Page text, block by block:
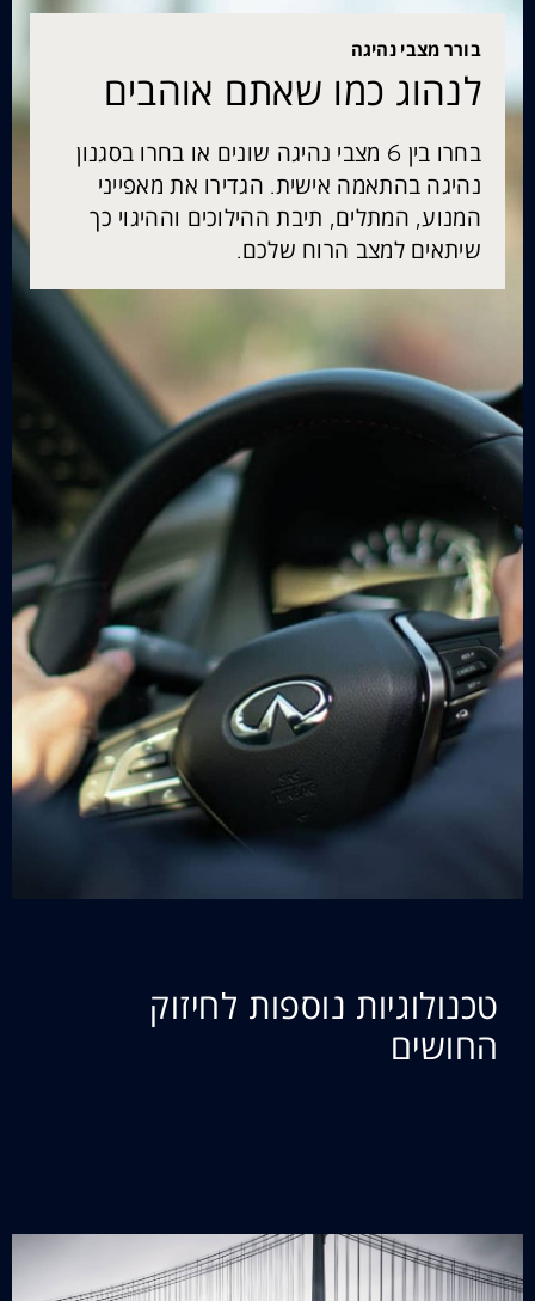
לנהוג כמו שאתם אוהבים
בורר מצבי נהיגה
בחרו בין 6 מצבי נהיגה שונים או בחרו בסגנון
נהיגה בהתאמה אישית. הגדירו את מאפייני
המנוע, המתלים, תיבת ההילוכים וההיגוי כך
שיתאים למצב הרוח שלכם.
טכנולוגיות נוספות לחיזוק
החושים